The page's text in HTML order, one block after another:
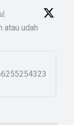
atau udah